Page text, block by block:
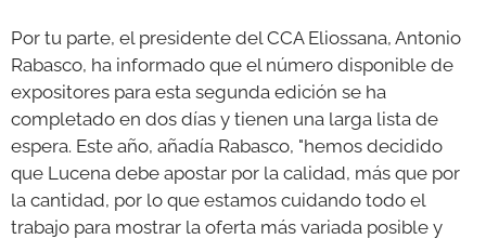
Por tu parte, el presidente del CCA Eliossana, Antonio
Rabasco, ha informado que el número disponible de
expositores para esta segunda edición se ha
completado en dos días y tienen una larga lista de
espera. Este año, añadía Rabasco, "hemos decidido
que Lucena debe apostar por la calidad, más que por
la cantidad, por lo que estamos cuidando todo el
trabajo para mostrar la oferta más variada posible y